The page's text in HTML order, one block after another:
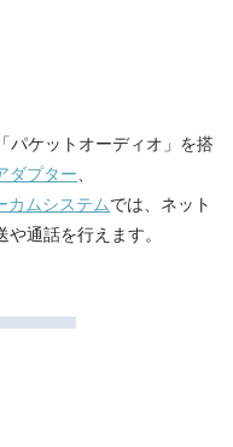
パケットオーディオ」を搭
ダプター
カムシステムでは、ネット
通話を行えます。